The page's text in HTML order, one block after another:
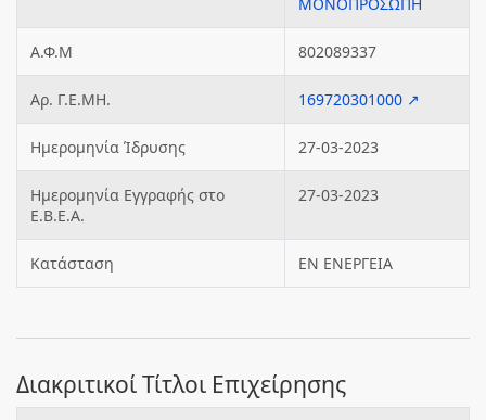
Α.Φ.Μ 802089337
Αρ. Γ.Ε.ΜΗ. 169720301000 ↗
Ημερομηνία Ίδρυσης 27-03-2023
Ημερομηνία Εγγραφής στο
Ε.Β.Ε.Α.
27-03-2023
Κατάσταση ΕΝ ΕΝΕΡΓΕΙΑ
Διακριτικοί Τίτλοι Επιχείρησης